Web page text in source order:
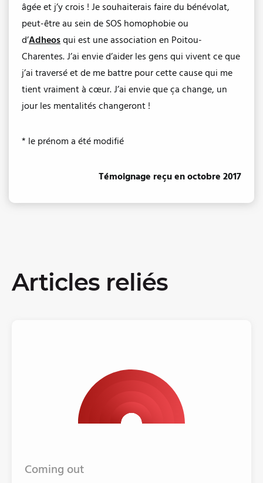
âgée et j’y crois ! Je souhaiterais faire du bénévolat,
peut-être au sein de SOS homophobie ou
d’Adheosqui est une association en Poitou-
Charentes. J’ai envie d’aider les gens qui vivent ce que
j’ai traversé et de me battre pour cette cause qui me
tient vraiment à cœur. J’ai envie que ça change, un
jour les mentalités changeront !
* le prénom a été modifié
Témoignage reçu en octobre 2017
Articles reliés
Coming out